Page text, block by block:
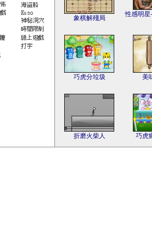
象棋解殘局
性感明
巧虎分垃圾 美
折磨火柴人 巧虎